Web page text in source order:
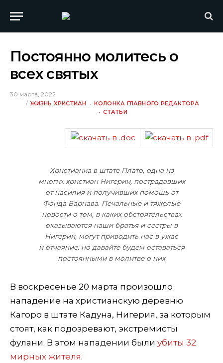
Постоянно молитесь о
всех святых
30 марта, 2022
ЖИЗНЬ ХРИСТИАН
КОЛОНКА ГЛАВНОГО РЕДАКТОРА
СТАТЬИ
Христианка в штате Плато, одна из
многих христиан Нигерии, пострадавших
от насилия и получивших помощь от
Фонда Варнава. Печальные и тяжелые
новости о том, в каких обстоятельствах
оказываются наши братья и сестры в
Нигерии, могут приводить нас в ужас
и отчаяние, но давайте будем оставаться
постоянными в молитве о них
В воскресенье 20 марта произошло
нападение на христианскую деревню
Кагоро в штате Кадуна, Нигерия, за которым
стоят, как подозревают, экстремисты
фулани. В этом нападении были убиты 32
мирных жителя.